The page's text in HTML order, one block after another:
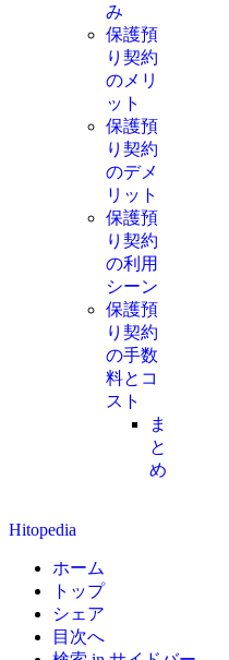
み
保護預
り契約
のメリ
ット
保護預
り契約
のデメ
リット
保護預
り契約
の利用
シーン
保護預
り契約
の手数
料とコ
スト
ま
と
め
Hitopedia
ホーム
トップ
シェア
目次へ